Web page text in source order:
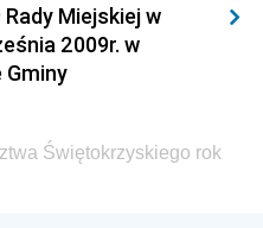
Kultury, Dziedzictwa
Finansów, Funduszy i
Rozwoju, Pracy i
Miejskiej w
2009r. w
Gminy
Świętokrzyskiego rok